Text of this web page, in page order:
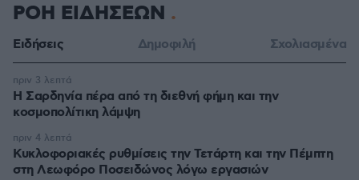
ΡΟΗ ΕΙΔΗΣΕΩΝ
Ειδήσεις Δημοφιλή Σχολιασμένα
Η Σαρδηνία πέρα από τη διεθνή φήμη και την
κοσμοπολίτικη λάμψη
πριν 3 λεπτά
Κυκλοφοριακές ρυθμίσεις την Τετάρτη και την Πέμπτη
στη Λεωφόρο Ποσειδώνος λόγω εργασιών
πριν 4 λεπτά